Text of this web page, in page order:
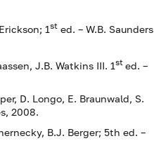
1st ed. – W.B. Saunders
J.B. Watkins III. 1st ed. –
D. Longo, E. Braunwald, S.
2008.
В.J. Berger; 5th ed. –